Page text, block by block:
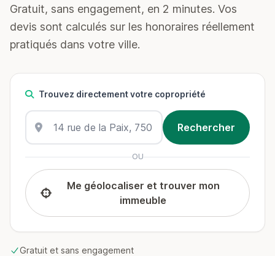
Gratuit, sans engagement, en 2 minutes. Vos
devis sont calculés sur les honoraires réellement
pratiqués dans votre ville.
Trouvez directement votre copropriété
OU
Me géolocaliser et trouver mon
immeuble
Gratuit et sans engagement